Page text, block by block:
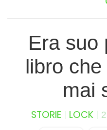
Era suo
libro
mai
STORIE LOCK